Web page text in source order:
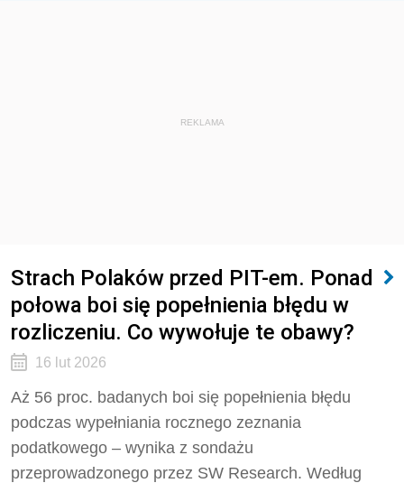
REKLAMA
Strach Polaków przed PIT-em. Ponad
połowa boi się popełnienia błędu w
rozliczeniu. Co wywołuje te obawy?
16 lut 2026
Aż 56 proc. badanych boi się popełnienia błędu
podczas wypełniania rocznego zeznania
podatkowego – wynika z sondażu
przeprowadzonego przez SW Research. Według